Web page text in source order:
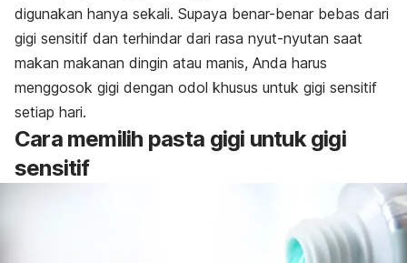
digunakan hanya sekali. Supaya benar-benar bebas dari
gigi sensitif dan terhindar dari rasa nyut-nyutan saat
makan makanan dingin atau manis, Anda harus
menggosok gigi dengan odol khusus untuk gigi sensitif
setiap hari.
Cara memilih pasta gigi untuk gigi
sensitif